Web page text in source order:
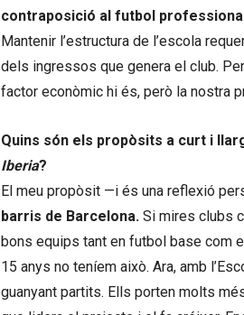
contraposició al futbol
Mantenir l’estructura de l’escola
dels ingressos que genera el club.
factor econòmic hi és, però la nostra
Quins són els propòsits a curt i
Iberia?
El meu propòsit —i és una reflexió
barris de Barcelona. Si mires clubs
bons equips tant en futbol base com
15 anys no teníem això. Ara, amb
guanyant partits. Ells porten molts